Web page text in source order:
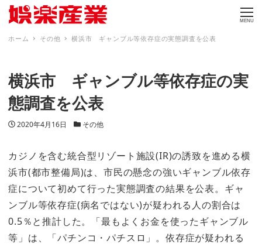
MENU
ホーム その他 横浜市 ギャンブル等依存症の実態調査を公表
横浜市 ギャンブル等依存症の実
態調査を公表
投稿日
2020年4月16日 カテゴリー
その他
カジノを含む統合型リゾート施設(IR)の誘致を進める横
浜市(都市整備局)は、市民の懸念の強いギャンブル依存
症について初めて行った実態調査の結果を公表。ギャ
ンブル等依存症(病名ではない)が疑われる人の割合は
0.5％と推計した。「最もよくお金を使ったギャンブル
等」は、「パチンコ・パチスロ」。依存症が疑われる